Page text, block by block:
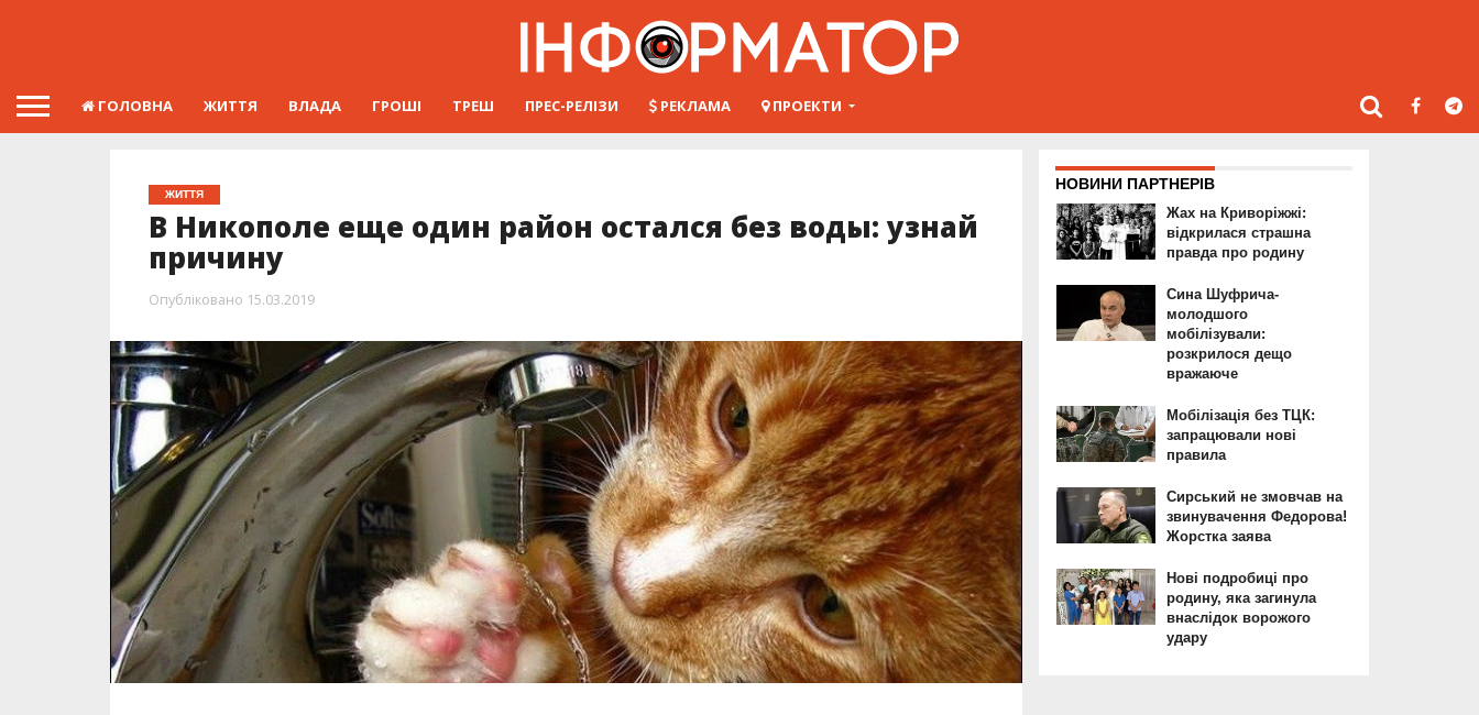
ГОЛОВНА ЖИТТЯ ВЛАДА ГРОШІ ТРЕШ ПРЕС-РЕЛІЗИ РЕКЛАМА ПРОЕКТИ
ЖИТТЯ
В Никополе еще один район остался без воды: узнай
причину
Опубліковано 15.03.2019